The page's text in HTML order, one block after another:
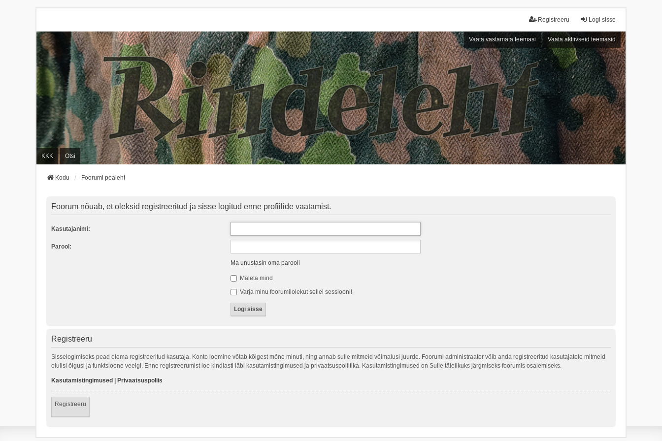
Logi sisse
Registreeru
Vaata vastamata teemasi Vaata aktiivseid teemasid
KKK Otsi
Kodu Foorumi pealeht
Foorum nõuab, et oleksid registreeritud ja sisse logitud enne profiilide vaatamist.
Kasutajanimi:
Parool:
Ma unustasin oma parooli
Mäleta mind
Varja minu foorumilolekut sellel sessioonil
Registreeru
Sisselogimiseks pead olema registreeritud kasutaja. Konto loomine võtab kõigest mõne minuti, ning annab sulle mitmeid võimalusi juurde. Foorumi administraator võib anda registreeritud kasutajatele mitmeid
olulisi õigusi ja funktsioone veelgi. Enne registreerumist loe kindlasti läbi kasutamistingimused ja privaatsuspoliitika. Kasutamistingimused on Sulle täielikuks järgmiseks foorumis osalemiseks.
Kasutamistingimused | Privaatsuspoliis
Registreeru